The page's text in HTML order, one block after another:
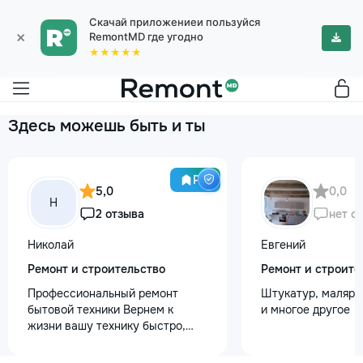
×
Скачай приложениеи пользуйся
RemontMD где угодно
★★★★★
Здесь можешь быть и ты
Pro
Н
5,0
2 отзыва
Николай
Ремонт и строительство
Профессиональный ремонт
бытовой техники Вернем к
жизни вашу технику быстро,
0,0
нет
Евгений
Ремонт и
Штукатур, маляр ,
и многое другое